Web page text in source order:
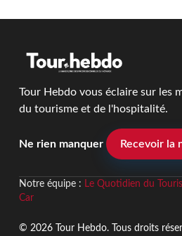
Tour Hebdo vous éclaire sur les
du tourisme et de l'hospitalité.
Ne rien manquer Recevoir la
Notre équipe : Le Quotidien du
Car
© 2026 Tour Hebdo. Tous droits